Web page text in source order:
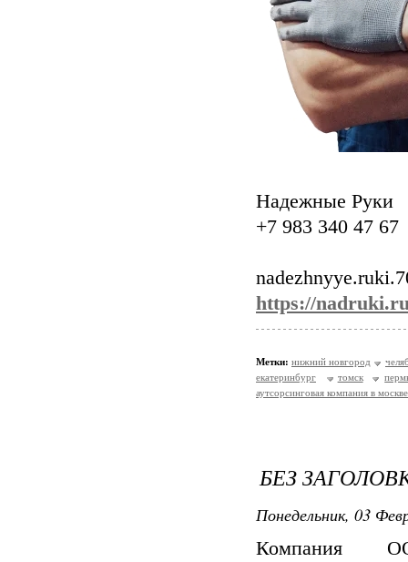
Надежные Руки
+7 983 340 47 67
https://
Метки: нижний новгород
екатеринбург
томск
аутсорсинговая компания в москве
БЕЗ
Понедельник, 03
Компания